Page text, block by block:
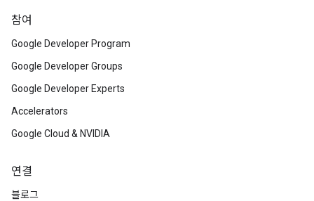
참여
Google Developer Program
Google Developer Groups
Google Developer Experts
Accelerators
Google Cloud & NVIDIA
연결
블로그